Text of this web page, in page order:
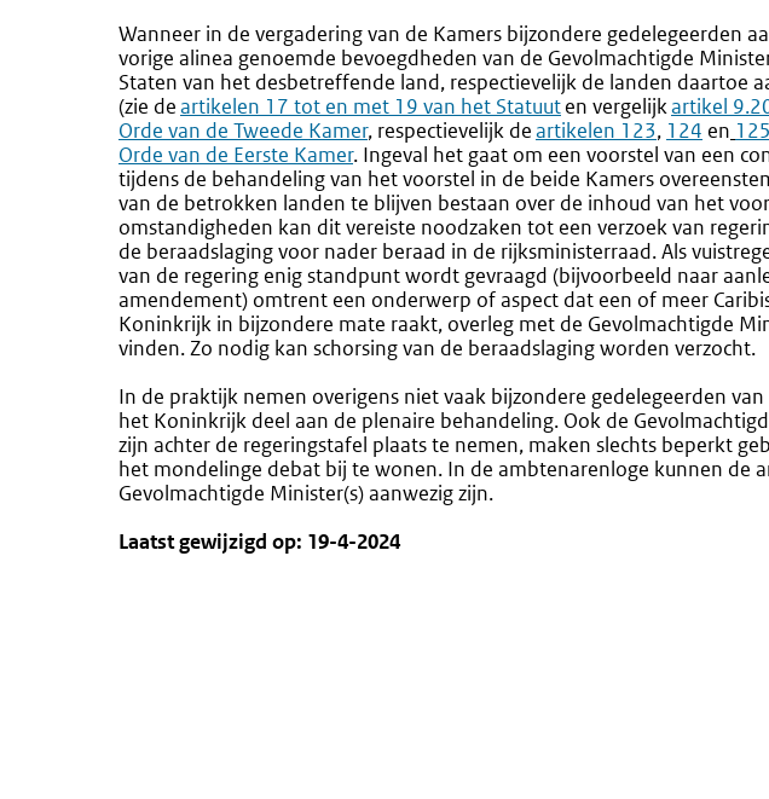
Wanneer in de vergadering van de Kamers bijzondere gedelegeerden
vorige alinea genoemde bevoegdheden van de Gevolmachtigde
Staten van het desbetreffende land, respectievelijk de landen daartoe
(zie deExterne
link:
artikelen 17 tot en met 19 van het Statuuten vergelijkExterne
link:
artikel
Orde van de Tweede Kamer, respectievelijk deExterne
link:
artikelen 123, Externe
link:
124 en
Orde van de Eerste Kamer. Ingeval het gaat om een voorstel van een
tijdens de behandeling van het voorstel in de beide Kamers
van de betrokken landen te blijven bestaan over de inhoud van het
omstandigheden kan dit vereiste noodzaken tot een verzoek van
de beraadslaging voor nader beraad in de rijksministerraad. Als
van de regering enig standpunt wordt gevraagd (bijvoorbeeld naar
amendement) omtrent een onderwerp of aspect dat een of meer
Koninkrijk in bijzondere mate raakt, overleg met de Gevolmachtigde
vinden. Zo nodig kan schorsing van de beraadslaging worden verzocht.
In de praktijk nemen overigens niet vaak bijzondere gedelegeerden van
het Koninkrijk deel aan de plenaire behandeling. Ook de
zijn achter de regeringstafel plaats te nemen, maken slechts beperkt
het mondelinge debat bij te wonen. In de ambtenarenloge kunnen de
Gevolmachtigde Minister(s) aanwezig zijn.
Laatst gewijzigd op: 19-4-2024